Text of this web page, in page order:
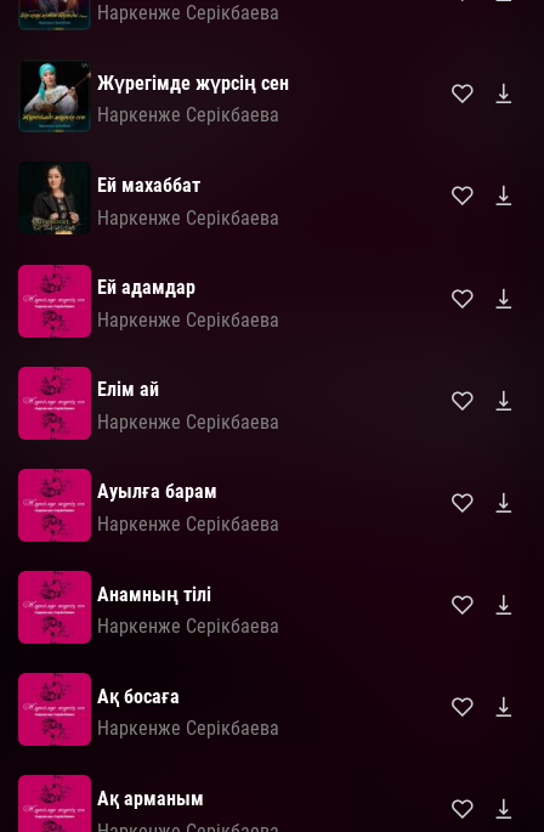
Наркенже Серікбаева
Жүрегімде жүрсің сен
Наркенже Серікбаева
Ей махаббат
Наркенже Серікбаева
Ей адамдар
Наркенже Серікбаева
Елім ай
Наркенже Серікбаева
Ауылға барам
Наркенже Серікбаева
Анамның тілі
Наркенже Серікбаева
Ақ босаға
Наркенже Серікбаева
Ақ арманым